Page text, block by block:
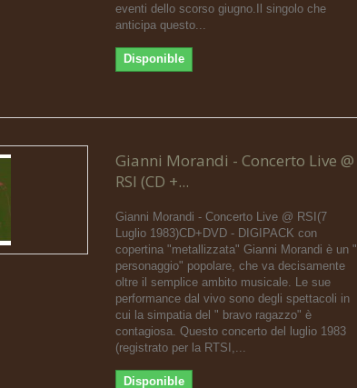
eventi dello scorso giugno.Il singolo che
anticipa questo...
Disponible
Gianni Morandi - Concerto Live @
RSI (CD +...
Gianni Morandi - Concerto Live @ RSI(7
Luglio 1983)CD+DVD - DIGIPACK con
copertina "metallizzata" Gianni Morandi è un "
personaggio" popolare, che va decisamente
oltre il semplice ambito musicale. Le sue
performance dal vivo sono degli spettacoli in
cui la simpatia del " bravo ragazzo" è
contagiosa. Questo concerto del luglio 1983
(registrato per la RTSI,...
Disponible